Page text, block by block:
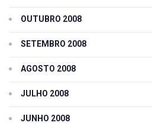
OUTUBRO 2008
SETEMBRO 2008
AGOSTO 2008
JULHO 2008
JUNHO 2008